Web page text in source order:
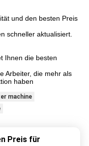
und den besten Preis
schneller aktualisiert.
Ihnen die besten
Arbeiter, die mehr als
haben
machine
Preis für